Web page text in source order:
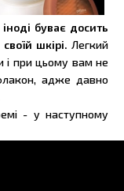
буває досить
шкірі. Легкий
і при цьому вам не
адже давно
- у наступному